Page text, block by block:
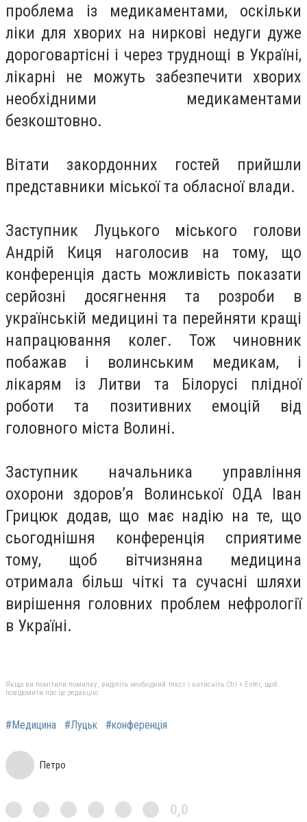
проблема із медикаментами, оскільки
ліки для хворих на ниркові недуги дуже
дороговартісні і через труднощі в Україні,
лікарні не можуть забезпечити хворих
необхідними медикаментами
безкоштовно.
Вітати закордонних гостей прийшли
представники міської та обласної влади.
Заступник Луцького міського голови
Андрій Киця наголосив на тому, що
конференція дасть можливість показати
серйозні досягнення та розроби в
українській медицині та перейняти кращі
напрацювання колег. Тож чиновник
побажав і волинським медикам, і
лікарям із Литви та Білорусі плідної
роботи та позитивних емоцій від
головного міста Волині.
Заступник начальника управління
охорони здоров’я Волинської ОДА Іван
Грицюк додав, що має надію на те, що
сьогоднішня конференція сприятиме
тому, щоб вітчизняна медицина
отримала більш чіткі та сучасні шляхи
вирішення головних проблем нефрології
в Україні.
Якщо ви помітили помилку, виділіть необхідний текст і натисніть Ctrl + Enter, щоб
повідомити про це редакцію
#Медицина #Луцьк #конференція
Петро
0,0